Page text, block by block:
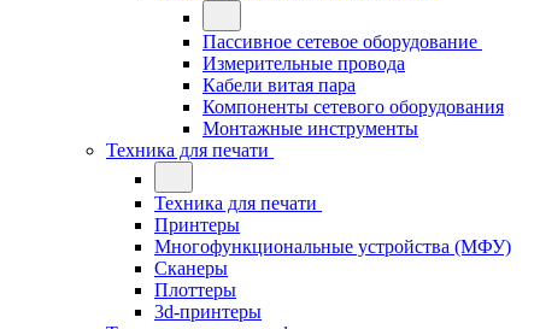
Пассивное сетевое оборудование
Измерительные провода
Кабели витая пара
Компоненты сетевого оборудования
Монтажные инструменты
Техника для печати
Техника для печати
Принтеры
Многофункциональные устройства (МФУ)
Сканеры
Плоттеры
3d-принтеры